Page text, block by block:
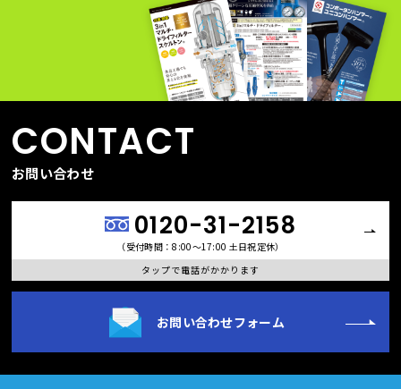
CONTACT
お問い合わせ
0120-31-2158
（受付時間：8:00〜17:00 土日祝定休）
タップで電話がかかります
お問い合わせフォーム